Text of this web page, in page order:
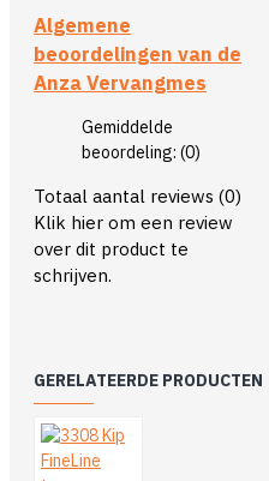
Algemene
beoordelingen van de
Anza Vervangmes
Gemiddelde
beoordeling: (0)
Totaal aantal reviews (0)
Klik hier om een review
over dit product te
schrijven.
GERELATEERDE PRODUCTEN